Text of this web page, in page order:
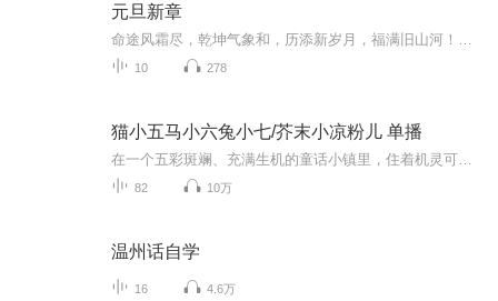
元旦新章
10 278
猫小五马小六兔小七/芥末小凉粉儿 单播
82 10万
温州话自学
16 4.6万